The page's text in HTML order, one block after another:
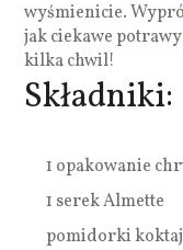
wyśmienicie.
jak ciekawe
kilka chwil!
Składniki:
1 opakowanie
1 serek Almette
pomidorki